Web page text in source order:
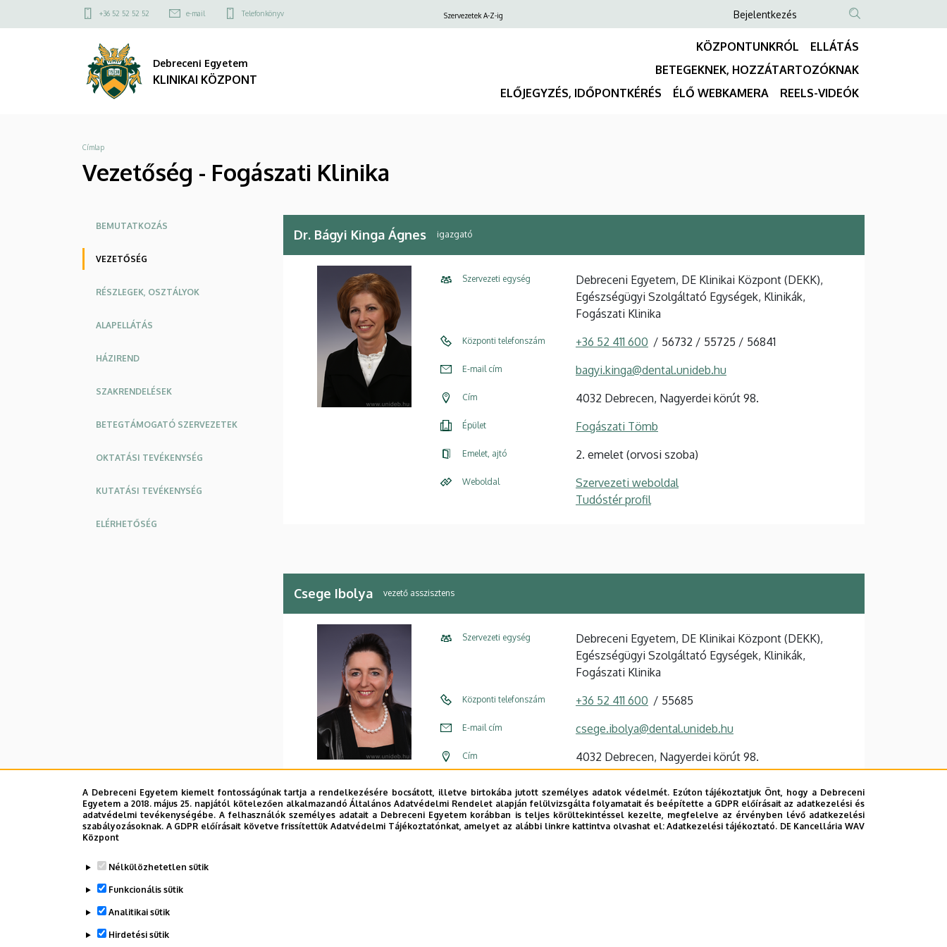
A Debreceni Egyetem kiemelt fontosságúnak tartja a rendelkezésére bocsátott, illetve birtokába jutott személyes adatok védelmét. Ezúton tájékoztatjuk Önt, hogy a Debreceni
Egyetem a 2018. május 25. napjától kötelezően alkalmazandó Általános Adatvédelmi Rendelet alapján felülvizsgálta folyamatait és beépítette a GDPR előírásait az adatkezelési és
adatvédelmi tevékenységébe. A felhasználók személyes adatait a Debreceni Egyetem korábban is teljes körültekintéssel kezelte, megfelelve az érvényben lévő adatkezelési
szabályozásoknak. A GDPR előírásait követve frissítettük Adatvédelmi Tájékoztatónkat, amelyet az alábbi linkre kattintva olvashat el:Adatkezelési tájékoztató. DE Kancellária WAV
Központ
Nélkülözhetetlen sütik
Funkcionális sütik
Analitikai sütik
Hirdetési sütik
Vezetőség
Fogászati
KLINIKAI
KÖZPONT
a
Felső
menü
+36 52 52 52 52 e-mail Telefonkönyv Szervezetek A-Z-ig
Anonim
Felhasználói
fiók
menüje
Bejelentkezés
NYELVVÁLASZTÓ
TARTALOM
KERESÉSE
Debreceni Egyetem
KLINIKAI KÖZPONT
KÖZPONTUNKRÓL
ELLÁTÁS
BETEGEKNEK, HOZZÁTARTOZÓKNAK
ELŐJEGYZÉS, IDŐPONTKÉRÉS
ÉLŐ WEBKAMERA REELS-VIDEÓK
Morzsa
Címlap
Vezetőség - Fogászati Klinika
Oldalmenü
KK
BEMUTATKOZÁS
VEZETŐSÉG
RÉSZLEGEK, OSZTÁLYOK
ALAPELLÁTÁS
HÁZIREND
SZAKRENDELÉSEK
BETEGTÁMOGATÓ SZERVEZETEK
OKTATÁSI TEVÉKENYSÉG
KUTATÁSI TEVÉKENYSÉG
ELÉRHETŐSÉG
Dr. Bágyi Kinga Ágnes igazgató
Szervezeti egység
Debreceni Egyetem, DE Klinikai Központ (DEKK),
Egészségügyi Szolgáltató Egységek, Klinikák,
Fogászati Klinika
Központi telefonszám +36 52 411 600 56732 55725 56841
E-mail cím bagyi.kinga@dental.unideb.hu
Cím 4032 Debrecen, Nagyerdei körút 98.
Épület Fogászati Tömb
Emelet, ajtó 2. emelet (orvosi szoba)
Weboldal
Szervezeti weboldal
Tudóstér profil
Csege Ibolya vezető asszisztens
Szervezeti egység
Debreceni Egyetem, DE Klinikai Központ (DEKK),
Egészségügyi Szolgáltató Egységek, Klinikák,
Fogászati Klinika
Központi telefonszám +36 52 411 600 55685
E-mail cím csege.ibolya@dental.unideb.hu
Cím 4032 Debrecen, Nagyerdei körút 98.
Fogászati Tömb
Emelet, ajtó alagsor